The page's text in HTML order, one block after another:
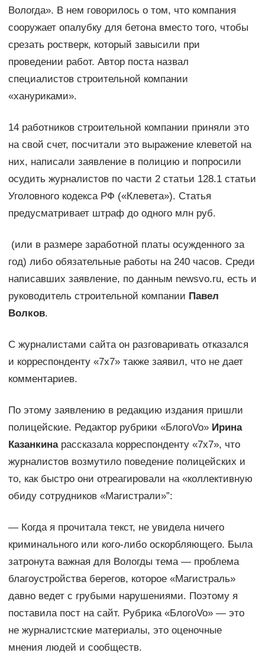
Вологда». В нем говорилось о том, что компания
сооружает опалубку для бетона вместо того, чтобы
срезать ростверк, который завысили при
проведении работ. Автор поста назвал
специалистов строительной компании
«хануриками».
14 работников строительной компании приняли это
на свой счет, посчитали это выражение клеветой на
них, написали заявление в полицию и попросили
осудить журналистов по части 2 статьи 128.1 статьи
Уголовного кодекса РФ («Клевета»). Статья
предусматривает штраф до одного млн руб.
(или в размере заработной платы осужденного за
год) либо обязательные работы на 240 часов. Среди
написавших заявление, по данным newsvo.ru, есть и
руководитель строительной компании Павел
Волков.
С журналистами сайта он разговаривать отказался
и корреспонденту «7х7» также заявил, что не дает
комментариев.
По этому заявлению в редакцию издания пришли
полицейские. Редактор рубрики «БлогоVo» Ирина
Казанкинарассказала корреспонденту «7х7», что
журналистов возмутило поведение полицейских и
то, как быстро они отреагировали на «коллективную
обиду сотрудников «Магистрали»”:
— Когда я прочитала текст, не увидела ничего
криминального или кого-либо оскорбляющего. Была
затронута важная для Вологды тема — проблема
благоустройства берегов, которое «Магистраль»
давно ведет с грубыми нарушениями. Поэтому я
поставила пост на сайт. Рубрика «БлогоVo» — это
не журналистские материалы, это оценочные
мнения людей и сообществ.